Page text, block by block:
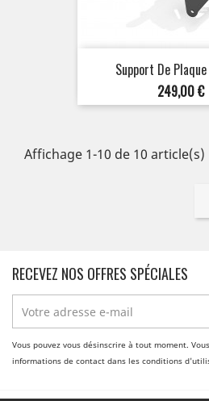
Support De
Prix
249,00 €
Affichage 1-10 de 10 article(s)
RECEVEZ NOS OFFRES SPÉCIALES
Vous pouvez vous désinscrire à tout moment.
informations de contact dans les conditions